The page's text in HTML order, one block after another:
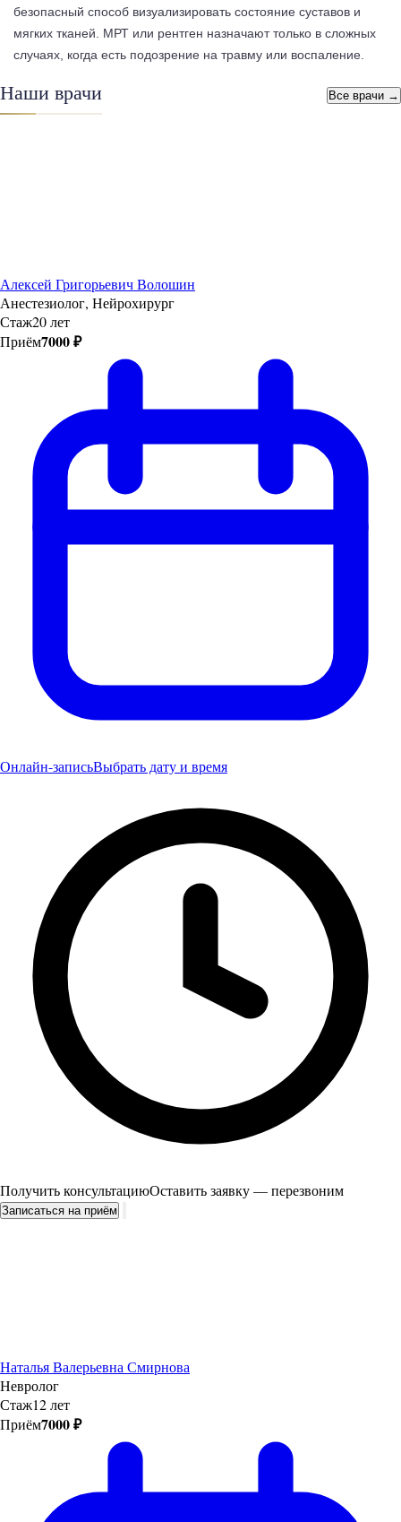
безопасный способ визуализировать состояние суставов и
мягких тканей. МРТ или рентген назначают только в сложных
случаях, когда есть подозрение на травму или воспаление.
Наши врачи Все врачи →
Алексей Григорьевич Волошин
Анестезиолог, Нейрохирург
Стаж20 лет
Приём7000 ₽
Онлайн-записьВыбрать дату и время
Получить консультациюОставить заявку — перезвоним
Записаться на приём
Наталья Валерьевна Смирнова
Невролог
Стаж12 лет
Приём7000 ₽